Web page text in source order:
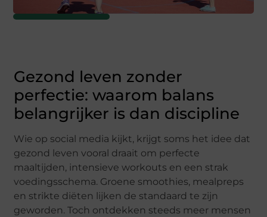
Gezond leven zonder
perfectie: waarom balans
belangrijker is dan discipline
Wie op social media kijkt, krijgt soms het idee dat
gezond leven vooral draait om perfecte
maaltijden, intensieve workouts en een strak
voedingsschema. Groene smoothies, mealpreps
en strikte diëten lijken de standaard te zijn
geworden. Toch ontdekken steeds meer mensen